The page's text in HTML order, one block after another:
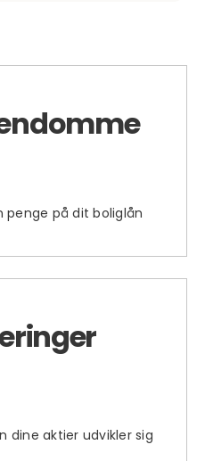
penge på dit boliglån
dine aktier udvikler sig